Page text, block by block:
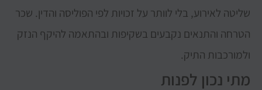
שליטה לאירוע, בלי לוותר על זכויות לפי הפוליסה והדין. שכר
הטרחה והתנאים נקבעים בשקיפות ובהתאמה להיקף הנזק
ולמורכבות התיק.
מתי נכון לפנות